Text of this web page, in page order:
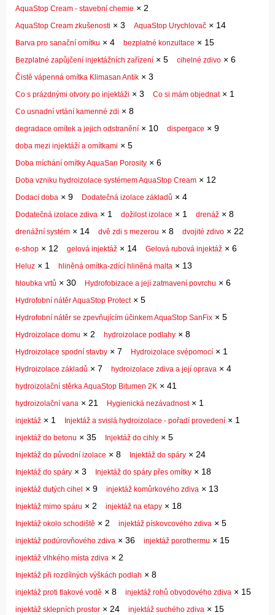
AquaStop Cream - stavební chemie × 2
AquaStop Cream zkušenosti × 3 AquaStop Urychlovač × 14
Barva pro sanační omítku × 4 bezplatné konzultace × 15
Bezplatné zapůjčení injektážních zařízení × 5 cihelné zdivo × 6
Čistě vápenná omítka Klimasan Antik × 3
Co s prázdnými otvory po injektáži × 3 Co si mám objednat× 1
Co usnadní vrtání kamenné zdi × 8
degradace omítek a jejich odstranění × 10 dispergace × 9
doba mezi injektáží a omítkami × 5
Doba míchání omítky AquaSan Porosity × 6
Doba vzniku hydroizolace systémem AquaStop Cream × 12
Dodací doba × 9 Dodatečná izolace základů × 4
Dodatečná izolace zdiva × 1 dožilost izolace × 1 drenáž × 8
drenážní systém × 14 dvě zdi s mezerou × 8 dvojité zdivo × 22
e-shop × 12 gelová injektáž × 14 Gelová rubová injektáž × 6
Heluz × 1 hliněná omítka-zdící hliněná malta × 13
hloubka vrtů × 30 Hydrofobizace a její zatmavení povrchu × 6
Hydrofobní nátěr AquaStop Protect× 5
Hydrofobní nátěr se zpevňujícím účinkem AquaStop SanFix × 5
Hydroizolace domu × 2 hydroizolace podlahy × 8
Hydroizolace spodní stavby × 7 Hydroizolace svépomocí × 1
Hydroizolace základů × 7 hydroizolace zdiva a její oprava × 4
hydroizolační stěrka AquaStop Bitumen 2K × 41
hydroizolační vana × 21 Hygienická nezávadnost× 1
injektáž × 1 Injektáž a svislá hydroizolace - pořadí provedení × 1
injektáž do betonu × 35 Injektáž do cihly × 5
Injektáž do původní izolace × 8 Injektáž do spáry × 24
Injektáž do spáry × 3 Injektáž do spáry přes omítky × 18
injektáž dutých cihel × 9 injektáž komůrkového zdiva × 13
Injektáž mimo spáru × 2 injektáž na etapy × 18
Injektáž okolo schodiště × 2 injektáž pískovcového zdiva × 5
injektáž podúrovňového zdiva × 36 injektáž porothermu × 15
injektáž vlhkého místa zdiva × 2
Injektáž při rozdílných výškách podlah × 8
injektáž proti tlakové vodě × 8 injektáž rohů obvodového zdiva × 15
injektáž sklepních prostor × 24 injektáž suchého zdiva × 15